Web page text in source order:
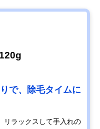
で、除毛タイムに
リラックスして手入れの